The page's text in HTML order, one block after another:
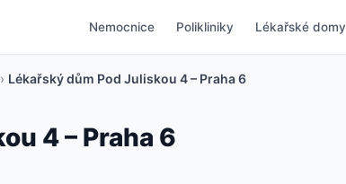
Nemocnice Polikliniky Lékařské domy
› Lékařský dům Pod Juliskou 4 – Praha 6
4 – Praha 6